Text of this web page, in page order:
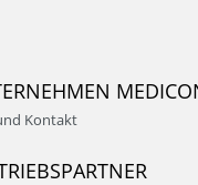
Kontakt